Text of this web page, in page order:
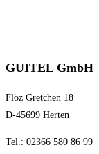
GUITEL GmbH
Flöz Gretchen 18
D-45699 Herten
Tel.: 02366 580 86 99